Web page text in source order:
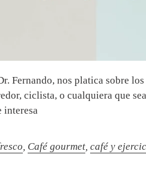
Fernando, nos platica sobre
ciclista, o cualquiera que
interesa
, Café gourmet,café y